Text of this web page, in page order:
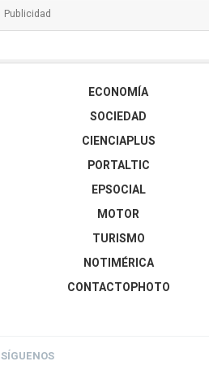
ECONOMÍA
SOCIEDAD
CIENCIAPLUS
PORTALTIC
EPSOCIAL
MOTOR
TURISMO
NOTIMÉRICA
CONTACTOPHOTO
SÍGUENOS